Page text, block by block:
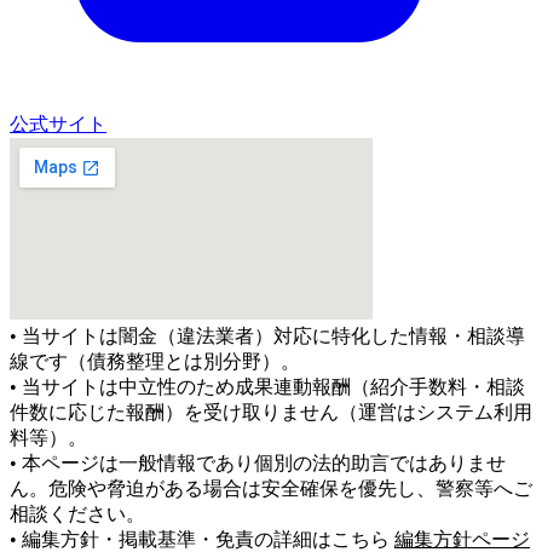
公式サイト
• 当サイトは闇金（違法業者）対応に特化した情報・相談導
線です（債務整理とは別分野）。
• 当サイトは中立性のため成果連動報酬（紹介手数料・相談
件数に応じた報酬）を受け取りません（運営はシステム利用
料等）。
• 本ページは一般情報であり個別の法的助言ではありませ
ん。危険や脅迫がある場合は安全確保を優先し、警察等へご
相談ください。
• 編集方針・掲載基準・免責の詳細はこちら 編集方針ページ